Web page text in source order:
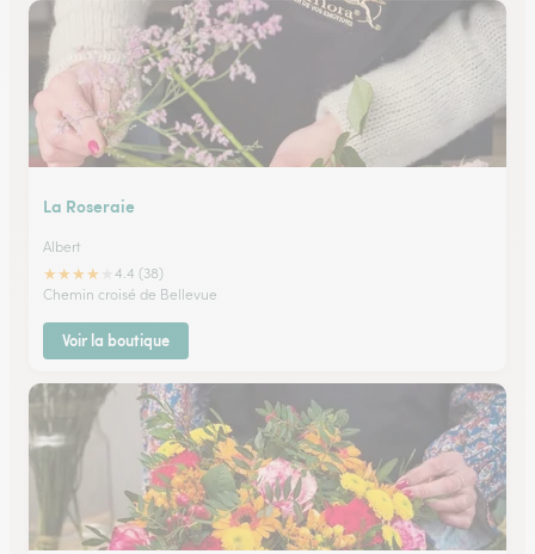
La Roseraie
Albert
★★★★
4.4 (38)
Chemin croisé de Bellevue
Voir la boutique